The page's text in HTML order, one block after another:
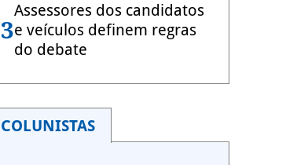
3
Assessores dos candidatos
e veículos definem regras
do debate
COLUNISTAS